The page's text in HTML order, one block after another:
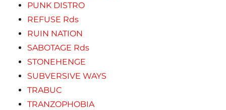
PUNK DISTRO
REFUSE Rds
RUIN NATION
SABOTAGE Rds
STONEHENGE
SUBVERSIVE WAYS
TRABUC
TRANZOPHOBIA